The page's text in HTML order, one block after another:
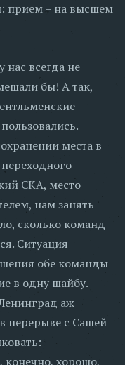
прием – на высшем
нас всегда не
бы! А так,
места в
СКА, место
нам занять
сколько команд
Ситуация
обе команды
в одну шайбу.
аж
перерыве с Сашей
конечно, хорошо,